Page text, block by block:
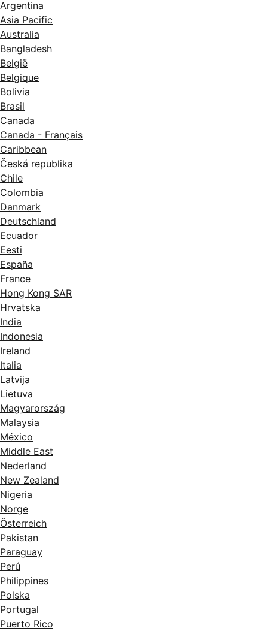
Argentina
Asia Pacific
Australia
Bangladesh
België
Belgique
Bolivia
Brasil
Canada
Canada - Français
Caribbean
Česká republika
Chile
Colombia
Danmark
Deutschland
Ecuador
Eesti
España
France
Hong Kong SAR
Hrvatska
India
Indonesia
Ireland
Italia
Latvija
Lietuva
Magyarország
Malaysia
México
Middle East
Nederland
New Zealand
Nigeria
Norge
Österreich
Pakistan
Paraguay
Perú
Philippines
Polska
Portugal
Puerto Rico